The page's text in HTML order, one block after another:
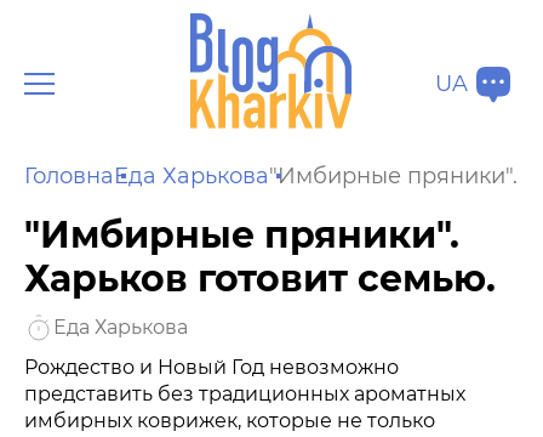
UA
ГоловнаЕда Харькова"Имбирные пряники".
"Имбирные пряники".
Харьков готовит семью.
Еда Харькова
Рождество и Новый Год невозможно
представить без традиционных ароматных
имбирных коврижек, которые не только